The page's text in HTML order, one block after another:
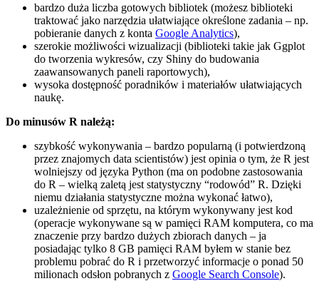
bardzo duża liczba gotowych bibliotek (możesz biblioteki
traktować jako narzędzia ułatwiające określone zadania – np.
pobieranie danych z konta Google Analytics),
szerokie możliwości wizualizacji (biblioteki takie jak Ggplot
do tworzenia wykresów, czy Shiny do budowania
zaawansowanych paneli raportowych),
wysoka dostępność poradników i materiałów ułatwiających
naukę.
Do minusów R należą:
szybkość wykonywania – bardzo popularną (i potwierdzoną
przez znajomych data scientistów) jest opinia o tym, że R jest
wolniejszy od języka Python (ma on podobne zastosowania
do R – wielką zaletą jest statystyczny “rodowód” R. Dzięki
niemu działania statystyczne można wykonać łatwo),
uzależnienie od sprzętu, na którym wykonywany jest kod
(operacje wykonywane są w pamięci RAM komputera, co ma
znaczenie przy bardzo dużych zbiorach danych – ja
posiadając tylko 8 GB pamięci RAM byłem w stanie bez
problemu pobrać do R i przetworzyć informacje o ponad 50
milionach odsłon pobranych z Google Search Console).